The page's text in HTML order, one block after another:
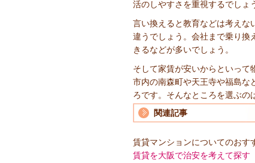
活のしやすさを重視するでしょ
言い換えると教育などは考えな
違うでしょう。会社まで乗り換
きるなどが多いでしょう。
そして家賃が安いからといって
市内の南森町や天王寺や福島な
ろです。そんなところを選ぶの
関連記事
賃貸マンションについてのおす
賃貸を大阪で治安を考えて探す